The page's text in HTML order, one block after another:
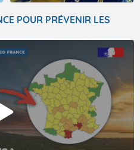
POUR PRÉVENIR LES